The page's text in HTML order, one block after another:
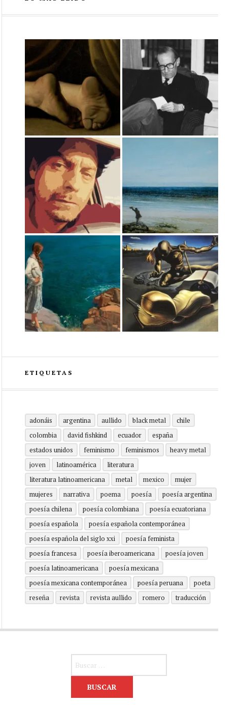
ETIQUETAS
adonáis argentina aullido black metal
chile
colombia
david fishkind ecuador
españa
estados unidos
feminismo feminismos
heavy metal
joven
latinoamérica
literatura
literatura latinoamericana
metal mexico
mujer
mujeres
narrativa poema poesía
poesía argentina
poesía chilena
poesía colombiana
poesía ecuatoriana
poesía española
poesía española contemporánea
poesía española del siglo xxi
poesía feminista
poesía francesa
poesía iberoamericana
poesía joven
poesía latinoamericana
poesía mexicana
poesía mexicana contemporánea
poesía peruana
poeta
reseña
revista revista aullido romero traducción